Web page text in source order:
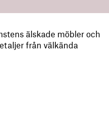
älskade möbler och
från välkända